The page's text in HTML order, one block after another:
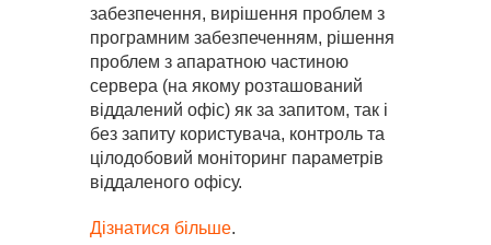
забезпечення, вирішення проблем з
програмним забезпеченням, рішення
проблем з апаратною частиною
сервера (на якому розташований
віддалений офіс) як за запитом, так і
без запиту користувача, контроль та
цілодобовий моніторинг параметрів
віддаленого офісу.
Дізнатися більше.